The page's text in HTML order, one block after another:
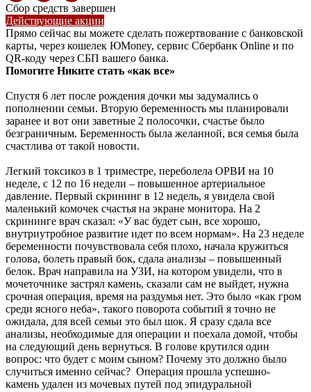
Сбор средств завершен
Действующие акции
Прямо сейчас вы можете сделать пожертвование с банковской
карты, через кошелек ЮMoney, сервис Сбербанк Online и по
QR-коду через СБП вашего банка.
Помогите Никите стать «как все»
Спустя 6 лет после рождения дочки мы задумались о
пополнении семьи. Вторую беременность мы планировали
заранее и вот они заветные 2 полосочки, счастье было
безграничным. Беременность была желанной, вся семья была
счастлива от такой новости.
Легкий токсикоз в 1 триместре, переболела ОРВИ на 10
неделе, c 12 по 16 недели – повышенное артериальное
давление. Первый скрининг в 12 недель, я увидела свой
маленький комочек счастья на экране монитора. На 2
скрининге врач сказал: «У вас будет сын, все хорошо,
внутриутробное развитие идет по всем нормам». На 23 неделе
беременности почувствовала себя плохо, начала кружиться
голова, болеть правый бок, сдала анализы – повышенный
белок. Врач направила на УЗИ, на котором увидели, что в
мочеточнике застрял камень, сказали сам не выйдет, нужна
срочная операция, время на раздумья нет. Это было «как гром
среди ясного неба», такого поворота событий я точно не
ожидала, для всей семьи это был шок. Я сразу сдала все
анализы, необходимые для операции и поехала домой, чтобы
на следующий день вернуться. В голове крутился один
вопрос: что будет с моим сыном? Почему это должно было
случиться именно сейчас? Операция прошла успешно-
камень удален из мочевых путей под эпидуральной